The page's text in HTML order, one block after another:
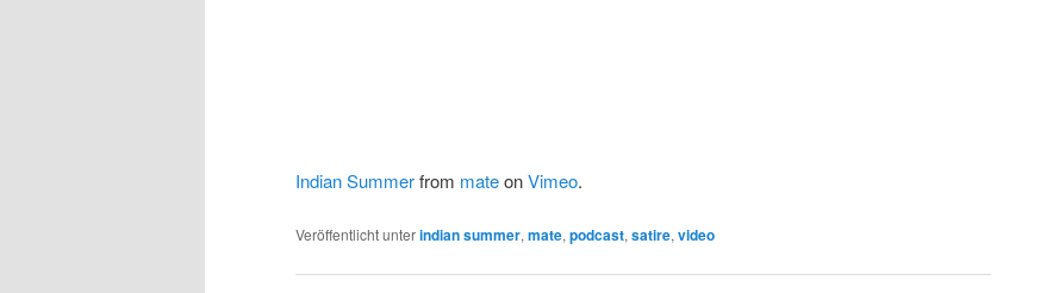
Indian Summerfrom mateonVimeo.
Veröffentlicht unterindian summer, mate, podcast, satire, video